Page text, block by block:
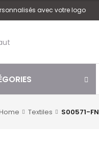
avec votre logo
Textiles S00571-FN